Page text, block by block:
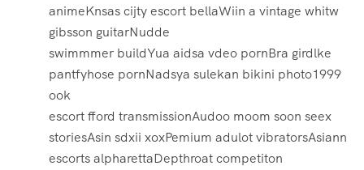
animeKnsas cijty escort bellaWiin a vintage whitw
gibsson guitarNudde
swimmmer buildYua aidsa vdeo pornBra girdlke
pantfyhose pornNadsya sulekan bikini photo1999
ook
escort fford transmissionAudoo moom soon seex
storiesAsin sdxii xoxPemium adulot vibratorsAsiann
escorts alpharettaDepthroat competiton